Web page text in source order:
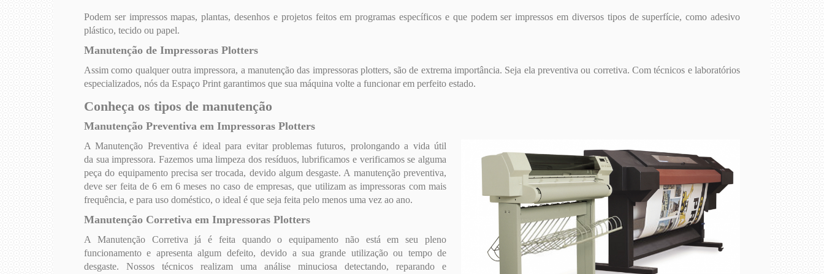
Podem ser impressos mapas, plantas, desenhos e projetos feitos em programas específicos e que podem ser impressos em diversos tipos de superfície, como adesivo
plástico, tecido ou papel.
Manutenção de Impressoras Plotters
Assim como qualquer outra impressora, a manutenção das impressoras plotters, são de extrema importância. Seja ela preventiva ou corretiva. Com técnicos e laboratórios
especializados, nós da Espaço Print garantimos que sua máquina volte a funcionar em perfeito estado.
Conheça os tipos de manutenção
Manutenção Preventiva em Impressoras Plotters
A Manutenção Preventiva é ideal para evitar problemas futuros, prolongando a vida útil
da sua impressora. Fazemos uma limpeza dos resíduos, lubrificamos e verificamos se alguma
peça do equipamento precisa ser trocada, devido algum desgaste. A manutenção preventiva,
deve ser feita de 6 em 6 meses no caso de empresas, que utilizam as impressoras com mais
frequência, e para uso doméstico, o ideal é que seja feita pelo menos uma vez ao ano.
Manutenção Corretiva em Impressoras Plotters
A Manutenção Corretiva já é feita quando o equipamento não está em seu pleno
funcionamento e apresenta algum defeito, devido a sua grande utilização ou tempo de
desgaste. Nossos técnicos realizam uma análise minuciosa detectando, reparando e